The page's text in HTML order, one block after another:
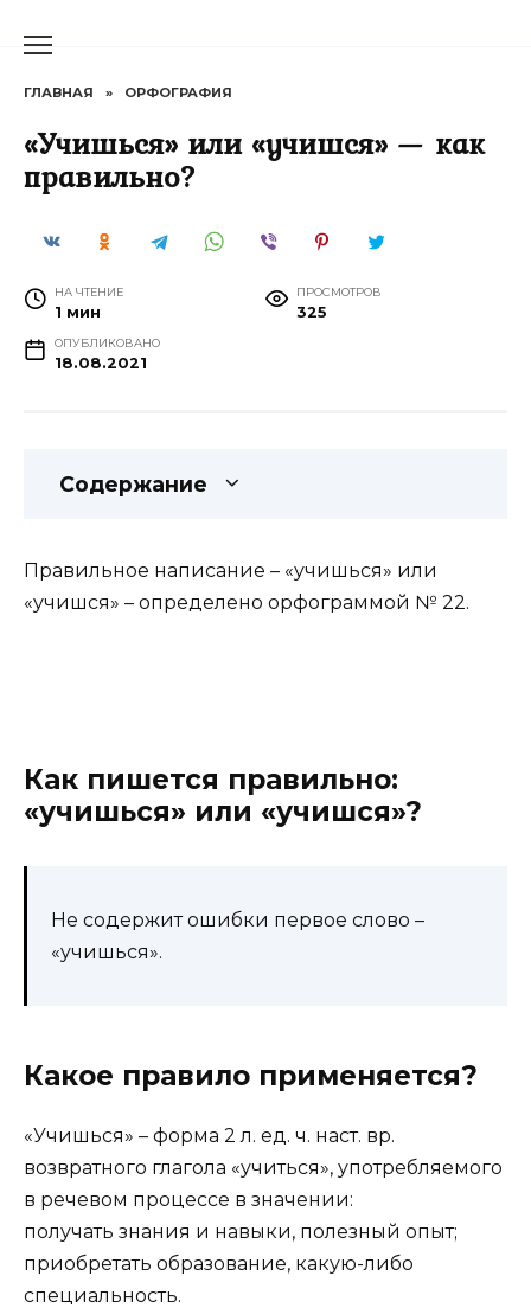
ГЛАВНАЯ » ОРФОГРАФИЯ
«Учишься» или «учишся» — как
правильно?
НА ЧТЕНИЕ
1 мин
ПРОСМОТРОВ
325
ОПУБЛИКОВАНО
18.08.2021
Содержание
Правильное написание – «учишься» или
«учишся» – определено орфограммой № 22.
Как пишется правильно:
«учишься» или «учишся»?
Не содержит ошибки первое слово –
«учишься».
Какое правило применяется?
«Учишься» – форма 2 л. ед. ч. наст. вр.
возвратного глагола «учиться», употребляемого
в речевом процессе в значении:
получать знания и навыки, полезный опыт;
приобретать образование, какую-либо
специальность.